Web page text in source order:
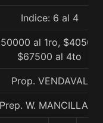
Indice: 6 al 4
al 1ro,
$67500 al 4to
Prop. VENDAVAL
Prep. W. MANCILLA D.